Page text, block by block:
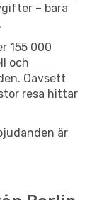
– bara
155 000
och
Oavsett
resa hittar
är